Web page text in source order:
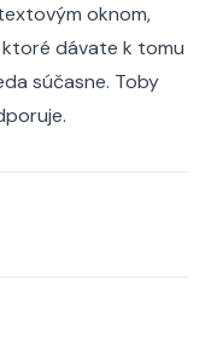
oknom,
dávate k tomu
súčasne. Toby